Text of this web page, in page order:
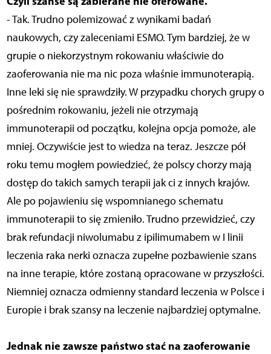
- Tak. Trudno polemizować z wynikami badań
naukowych, czy zaleceniami ESMO. Tym bardziej, że w
grupie o niekorzystnym rokowaniu właściwie do
zaoferowania nie ma nic poza właśnie immunoterapią.
Inne leki się nie sprawdziły. W przypadku chorych grupy o
pośrednim rokowaniu, jeżeli nie otrzymają
immunoterapii od początku, kolejna opcja pomoże, ale
mniej. Oczywiście jest to wiedza na teraz. Jeszcze pół
roku temu mogłem powiedzieć, że polscy chorzy mają
dostęp do takich samych terapii jak ci z innych krajów.
Ale po pojawieniu się wspomnianego schematu
immunoterapii to się zmieniło. Trudno przewidzieć, czy
brak refundacji niwolumabu z ipilimumabem w I linii
leczenia raka nerki oznacza zupełne pozbawienie szans
na inne terapie, które zostaną opracowane w przyszłości.
Niemniej oznacza odmienny standard leczenia w Polsce i
Europie i brak szansy na leczenie najbardziej optymalne.
Jednak nie zawsze państwo stać na zaoferowanie